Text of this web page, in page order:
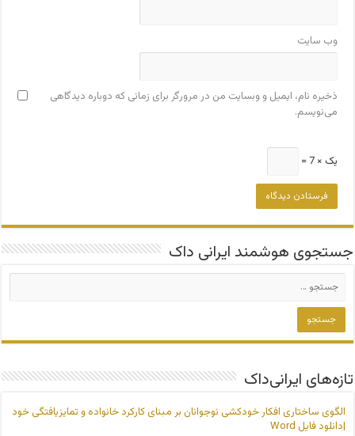
وب‌ سایت
ذخیره نام، ایمیل و وبسایت من در مرورگر برای زمانی که دوباره دیدگاهی
می‌نویسم.
یک × 7 =
جستجوی هوشمند ایرانی داک
تازه‌های ایرانی‌داک
الگوی ساختاری افکار خودکشی نوجوانان بر مبنای کارکرد خانواده و تمایزیافتگی خود
|دانلود فایل Word